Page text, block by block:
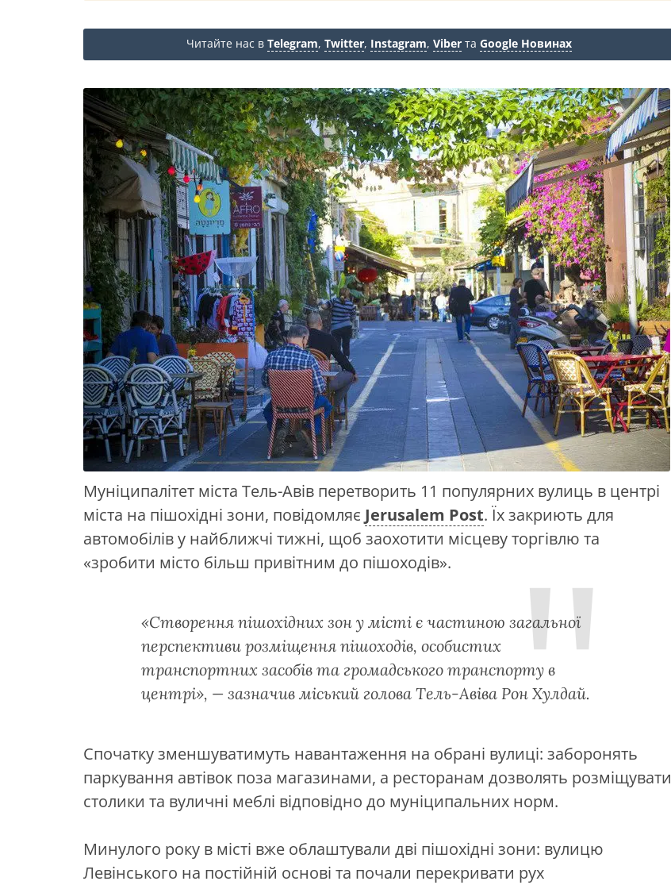
Читайте нас в Telegram, Twitter, Instagram, Viber та Google Новинах
Муніципалітет міста Тель-Авів перетворить 11 популярних вулиць в центрі
міста на пішохідні зони, повідомляє Jerusalem Post. Їх закриють для
автомобілів у найближчі тижні, щоб заохотити місцеву торгівлю та
«зробити місто більш привітним до пішоходів».
«Створення пішохідних зон у місті є частиною загальної
перспективи розміщення пішоходів, особистих
транспортних засобів та громадського транспорту в
центрі», — зазначив міський голова Тель-Авіва Рон Хулдай.
Спочатку зменшуватимуть навантаження на обрані вулиці: заборонять
паркування автівок поза магазинами, а ресторанам дозволять розміщувати
столики та вуличні меблі відповідно до муніципальних норм.
Минулого року в місті вже облаштували дві пішохідні зони: вулицю
Левінського на постійній основі та почали перекривати рух